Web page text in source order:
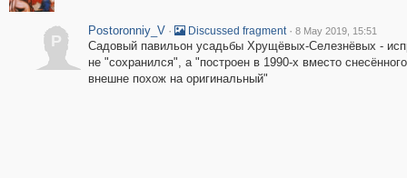
P
Postoronniy_V · Discussed fragment · 8 May 2019, 15:51
Садовый павильон усадьбы Хрущёвых-Селезнёвых -
не "сохранился", а "построен в 1990-х вместо
внешне похож на оригинальный"